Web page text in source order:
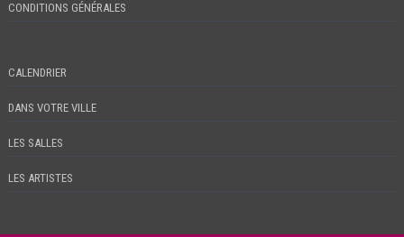
CONDITIONS GÉNÉRALES
CALENDRIER
DANS VOTRE VILLE
LES SALLES
LES ARTISTES